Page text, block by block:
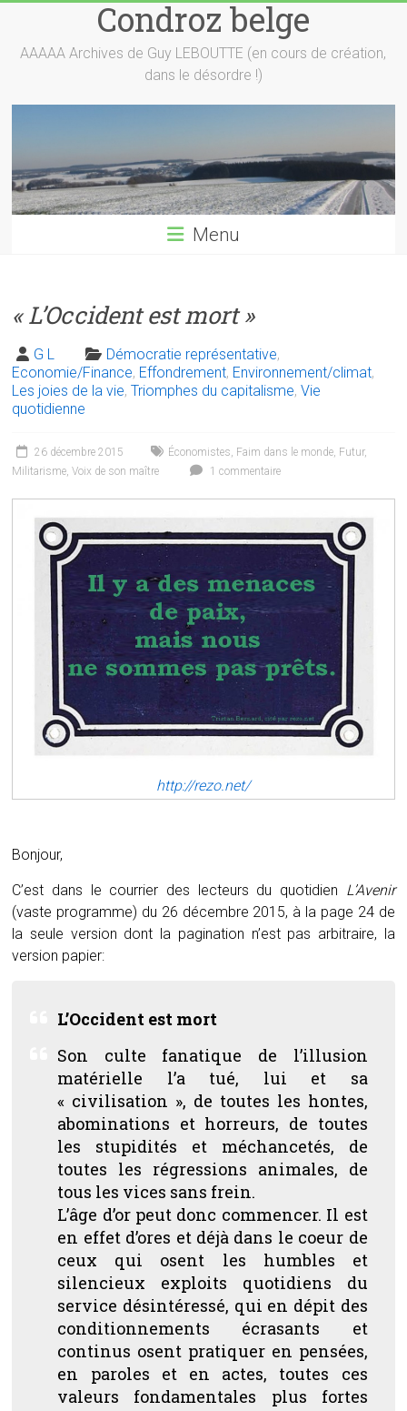
content
Condroz belge
AAAAA Archives de Guy LEBOUTTE (en cours de création,
dans le désordre !)
Menu
« L’Occident est mort »
G L Démocratie représentative,
Economie/Finance, Effondrement, Environnement/climat,
Les joies de la vie,Triomphes du capitalisme,Vie
quotidienne
26 décembre 2015 Économistes, Faim dans le monde, Futur,
Militarisme,Voix de son maître 1 commentaire
http://rezo.net/
Bonjour,
C’est dans le courrier des lecteurs du quotidien L’Avenir
(vaste programme) du 26 décembre 2015, à la page 24 de
la seule version dont la pagination n’est pas arbitraire, la
version papier:
L’Occident est mort
Son culte fanatique de l’illusion
matérielle l’a tué, lui et sa
« civilisation », de toutes les hontes,
abominations et horreurs, de toutes
les stupidités et méchancetés, de
toutes les régressions animales, de
tous les vices sans frein.
L’âge d’or peut donc commencer. Il est
en effet d’ores et déjà dans le coeur de
ceux qui osent les humbles et
silencieux exploits quotidiens du
service désintéressé, qui en dépit des
conditionnements écrasants et
continus osent pratiquer en pensées,
en paroles et en actes, toutes ces
valeurs fondamentales plus fortes